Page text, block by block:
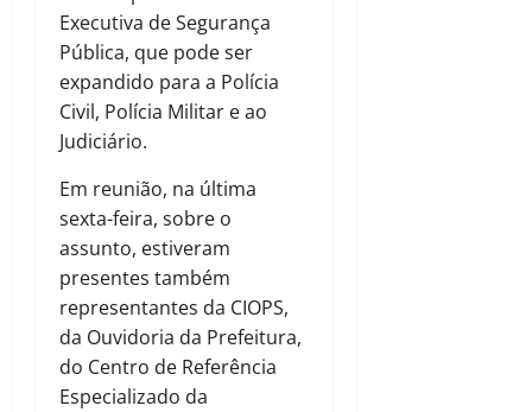
Executiva de Segurança
Pública, que pode ser
expandido para a Polícia
Civil, Polícia Militar e ao
Judiciário.
Em reunião, na última
sexta-feira, sobre o
assunto, estiveram
presentes também
representantes da CIOPS,
da Ouvidoria da Prefeitura,
do Centro de Referência
Especializado da